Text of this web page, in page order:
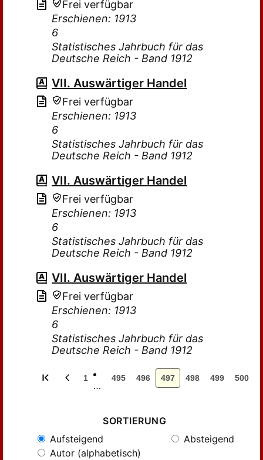
Frei verfügbar
Erschienen: 1913
6
Statistisches Jahrbuch für das
Deutsche Reich - Band 1912
VII. Auswärtiger Handel
Frei verfügbar
Erschienen: 1913
6
Statistisches Jahrbuch für das
Deutsche Reich - Band 1912
VII. Auswärtiger Handel
Frei verfügbar
Erschienen: 1913
6
Statistisches Jahrbuch für das
Deutsche Reich - Band 1912
VII. Auswärtiger Handel
Frei verfügbar
Erschienen: 1913
6
Statistisches Jahrbuch für das
Deutsche Reich - Band 1912
1
…
495 496 497 498 499 500
SORTIERUNG
Aufsteigend
Absteigend
Autor (alphabetisch)